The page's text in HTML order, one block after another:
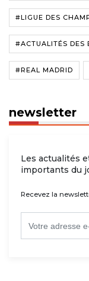
#LIGUE DES
#ACTUALITÉS DES
#REAL MADRID
newsletter
Les actualités
importants du
Recevez la